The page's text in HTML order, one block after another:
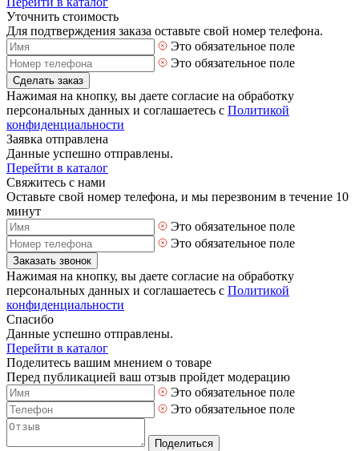
Уточнить стоимость
Для подтверждения заказа оставьте свой номер телефона.
Это обязательное поле
Это обязательное поле
Сделать заказ
Нажимая на кнопку, вы даете согласие на обработку
персональных данных и соглашаетесь с Политикой
конфиденциальности
Заявка отправлена
Данные успешно отправлены.
Перейти в каталог
Свяжитесь с нами
Оставьте свой номер телефона, и мы перезвоним в течение 10
минут
Это обязательное поле
Это обязательное поле
Заказать звонок
Нажимая на кнопку, вы даете согласие на обработку
персональных данных и соглашаетесь с Политикой
конфиденциальности
Спасибо
Данные успешно отправлены.
Перейти в каталог
Поделитесь вашим мнением о товаре
Перед публикацией ваш отзыв пройдет модерацию
Это обязательное поле
Это обязательное поле
Поделиться